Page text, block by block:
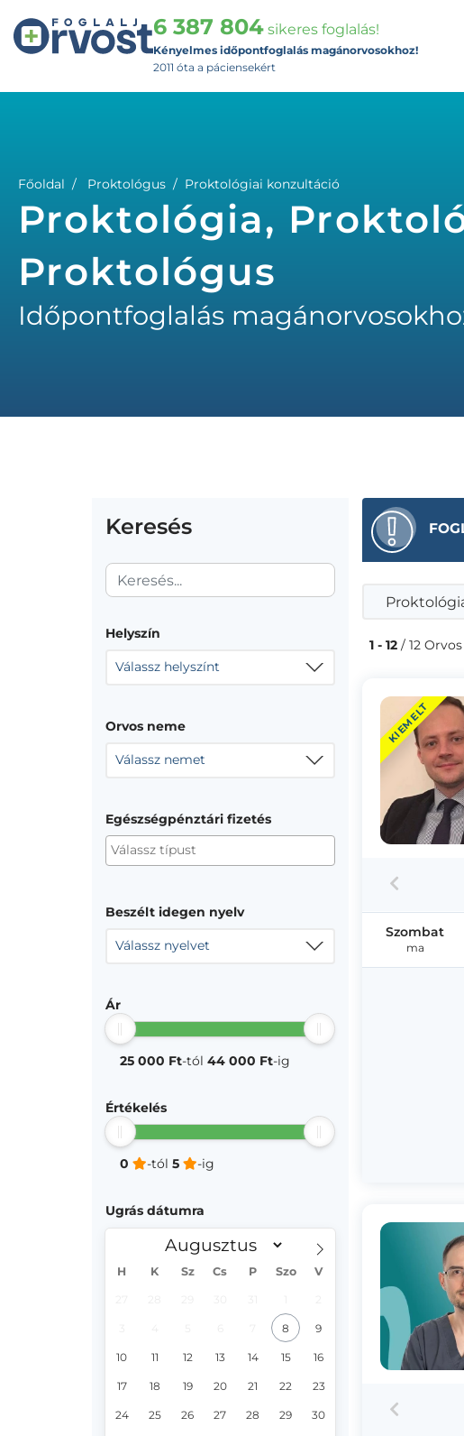
6 387 804 sikeres foglalás!
Kényelmes időpontfoglalás magánorvosokhoz!
2011 óta a páciensekért
Főoldal Proktológus Proktológiai konzultáció
Proktológia,
Proktológus
Időpontfoglalás
Keresés
Helyszín
Válassz helyszínt
Orvos neme
Válassz nemet
Egészségpénztári fizetés
Beszélt idegen nyelv
Válassz nyelvet
Ár
25 000 Ft-tól 44 000 Ft-ig
Értékelés
0 -tól 5 -ig
Ugrás dátumra
H K Sz Cs P Szo V
8 9
10 11 12 13 14 15 16
17 18 19 20 21 22 23
24 25 26 27 28 29 30
1 - 12 / 12 Orvos
KIEMELT
Szombat
ma